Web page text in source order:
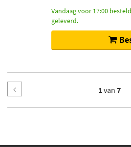
Vandaag voor 17:00
geleverd.
1van 7